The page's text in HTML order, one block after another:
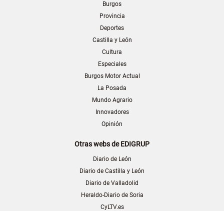
Burgos
Provincia
Deportes
Castilla y León
Cultura
Especiales
Burgos Motor Actual
La Posada
Mundo Agrario
Innovadores
Opinión
Otras webs de EDIGRUP
Diario de León
Diario de Castilla y León
Diario de Valladolid
Heraldo-Diario de Soria
CyLTV.es